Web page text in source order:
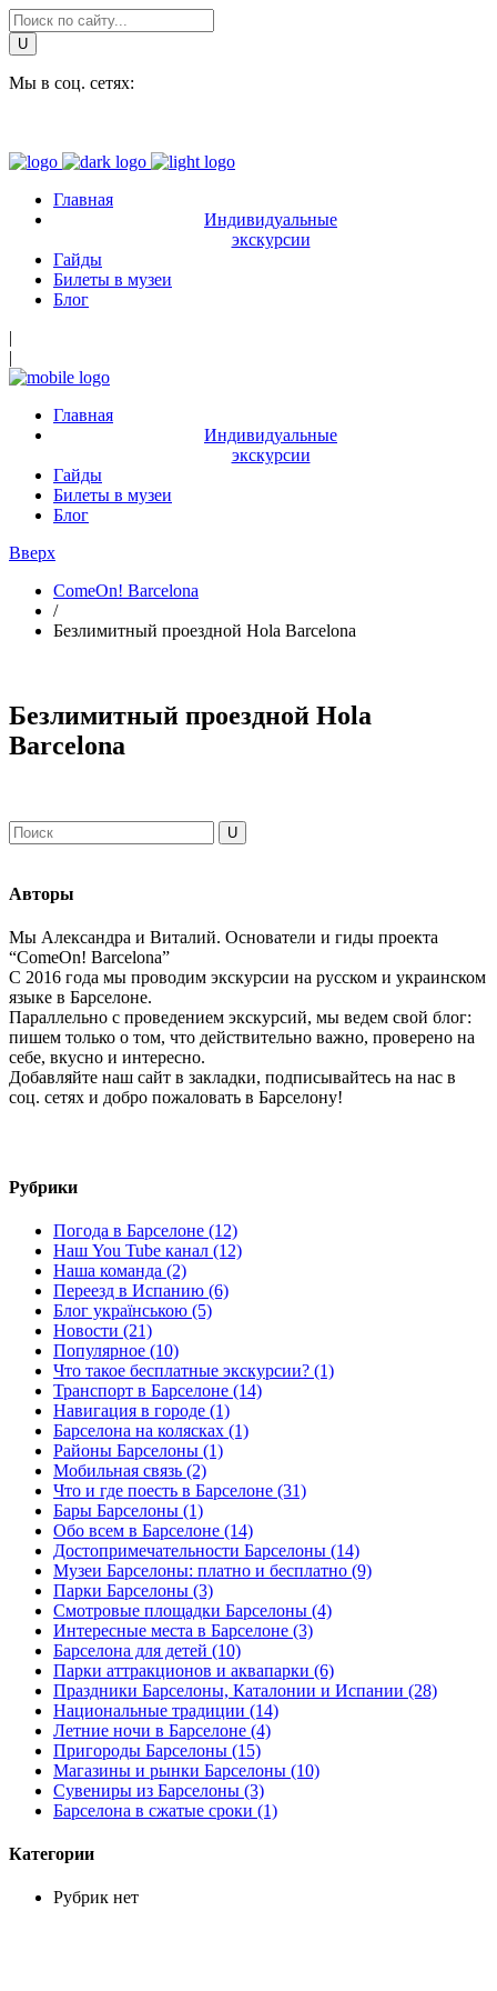
Мы в соц. сетях:
Главная
Индивидуальные
экскурсии
Гайды
Билеты в музеи
Блог
|
|
Главная
Индивидуальные
экскурсии
Гайды
Билеты в музеи
Блог
Вверх
ComeOn! Barcelona
/
Безлимитный проездной Hola Barcelona
Безлимитный проездной Hola
Barcelona
Авторы
Мы Александра и Виталий. Основатели и гиды проекта
“ComeOn! Barcelona”
С 2016 года мы проводим экскурсии на русском и украинском
языке в Барселоне.
Параллельно с проведением экскурсий, мы ведем свой блог:
пишем только о том, что действительно важно, проверено на
себе, вкусно и интересно.
Добавляйте наш сайт в закладки, подписывайтесь на нас в
соц. сетях и добро пожаловать в Барселону!
Рубрики
Погода в Барселоне (12)
Наш You Tube канал (12)
Наша команда (2)
Переезд в Испанию (6)
Блог українською (5)
Новости (21)
Популярное (10)
Что такое бесплатные экскурсии? (1)
Транспорт в Барселоне (14)
Навигация в городе (1)
Барселона на колясках (1)
Районы Барселоны (1)
Мобильная связь (2)
Что и где поесть в Барселоне (31)
Бары Барселоны (1)
Обо всем в Барселоне (14)
Достопримечательности Барселоны (14)
Музеи Барселоны: платно и бесплатно (9)
Парки Барселоны (3)
Смотровые площадки Барселоны (4)
Интересные места в Барселоне (3)
Барселона для детей (10)
Парки аттракционов и аквапарки (6)
Праздники Барселоны, Каталонии и Испании (28)
Национальные традиции (14)
Летние ночи в Барселоне (4)
Пригороды Барселоны (15)
Магазины и рынки Барселоны (10)
Сувениры из Барселоны (3)
Барселона в сжатые сроки (1)
Категории
Рубрик нет